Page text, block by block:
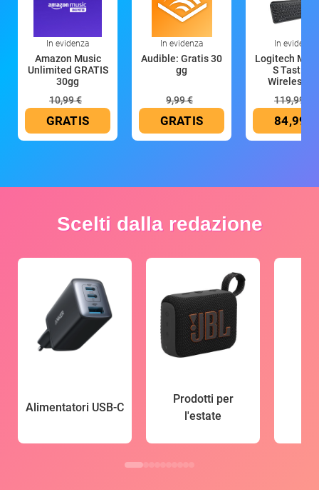
In evidenza
Amazon Music
Unlimited GRATIS
30gg
10,99 €
GRATIS
In evidenza
Audible: Gratis 30
gg
9,99 €
GRATIS
In evidenza
Logitech MX
S Tastiera
Wireless
119,99 €
84,99 €
Scelti dalla redazione
Alimentatori USB-C
Prodotti per
l'estate